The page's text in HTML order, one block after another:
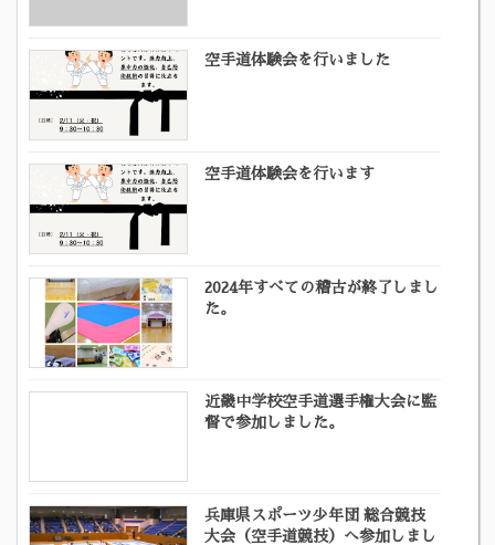
空手道体験会を行いました
空手道体験会を行います
2024年すべての稽古が終了しまし
た。
近畿中学校空手道選手権大会に監
督で参加しました。
兵庫県スポーツ少年団 総合競技
大会（空手道競技）へ参加しまし